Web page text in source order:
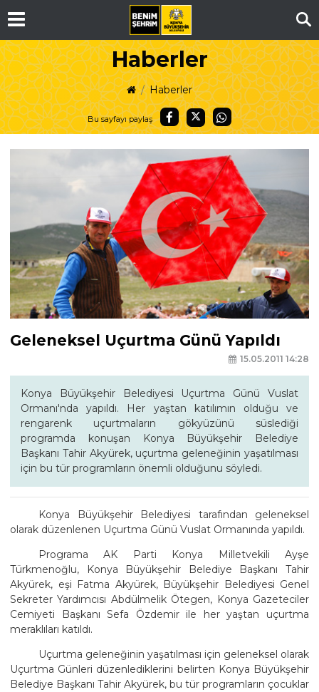
Haberler
Haberler
Bu sayfayı paylaş
Geleneksel Uçurtma Günü Yapıldı
15.05.2011 14:28
Konya Büyükşehir Belediyesi Uçurtma Günü Vuslat
Ormanı'nda yapıldı. Her yaştan katılımın olduğu ve
rengarenk uçurtmaların gökyüzünü süslediği
programda konuşan Konya Büyükşehir Belediye
Başkanı Tahir Akyürek, uçurtma geleneğinin yaşatılması
için bu tür programların önemli olduğunu söyledi.
Konya Büyükşehir Belediyesi tarafından geleneksel
olarak düzenlenen Uçurtma Günü Vuslat Ormanında yapıldı.
Programa AK Parti Konya Milletvekili Ayşe
Türkmenoğlu, Konya Büyükşehir Belediye Başkanı Tahir
Akyürek, eşi Fatma Akyürek, Büyükşehir Belediyesi Genel
Sekreter Yardımcısı Abdülmelik Ötegen, Konya Gazeteciler
Cemiyeti Başkanı Sefa Özdemir ile her yaştan uçurtma
meraklıları katıldı.
Uçurtma geleneğinin yaşatılması için geleneksel olarak
Uçurtma Günleri düzenlediklerini belirten Konya Büyükşehir
Belediye Başkanı Tahir Akyürek, bu tür programların çocuklar